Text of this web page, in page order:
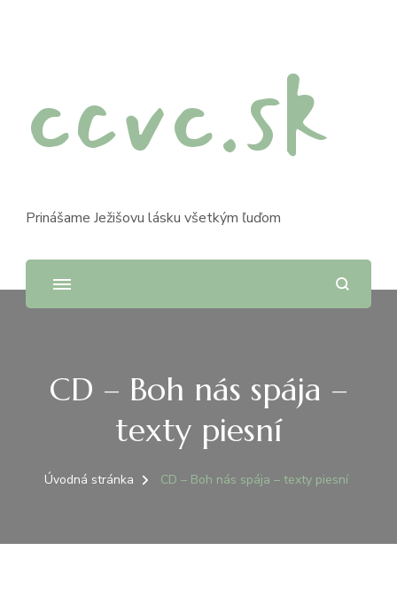
ccvc.sk
Prinášame Ježišovu lásku všetkým ľuďom
CD – Boh nás spája –
texty piesní
Úvodná stránka CD – Boh nás spája – texty piesní